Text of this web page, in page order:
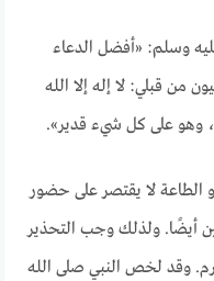
وسلم: «أفضل الدعاء
من قبلي: لا إله إلا الله
وهو على كل شيء قدير».
الطاعة لا يقتصر على حضور
أيضًا. ولذلك وجب التحذير
وقد لخص النبي صلى الله